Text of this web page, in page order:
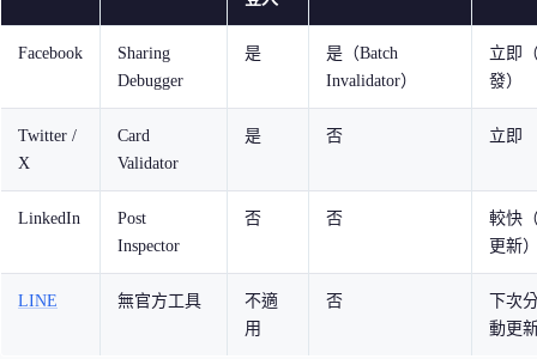
Facebook
Sharing
Debugger
是
是（Batch
Invalidator）
立即
發）
Twitter /
X
Card
Validator
是 否 立即
LinkedIn
Post
Inspector
否 否
較快
更新
LINE 無官方工具
不適
用
否
下次
動更